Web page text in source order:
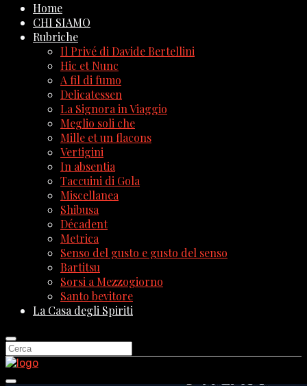
Home
CHI SIAMO
Rubriche
Il Privé di Davide Bertellini
Hic et Nunc
A fil di fumo
Delicatessen
La Signora in Viaggio
Meglio soli che
Mille et un flacons
Vertigini
In absentia
Taccuini di Gola
Miscellanea
Shibusa
Décadent
Metrica
Senso del gusto e gusto del senso
Bartitsu
Sorsi a Mezzogiorno
Santo bevitore
La Casa degli Spiriti